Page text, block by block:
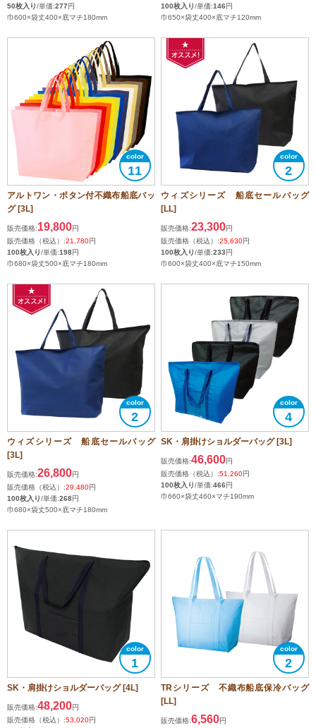
50枚入り/単価:277円
巾600×袋丈400×底マチ180mm
100枚入り/単価:146円
巾650×袋丈400×底マチ120mm
11
アルトワン・ボタン付不織布船底バッ
グ [3L]
販売価格:19,800円
販売価格（税込）:21,780円
100枚入り/単価:198円
巾680×袋丈500×底マチ180mm
2
ウィズシリーズ 船底セールバッグ
[LL]
販売価格:23,300円
販売価格（税込）:25,630円
100枚入り/単価:233円
巾600×袋丈400×底マチ150mm
2
ウィズシリーズ 船底セールバッグ
[3L]
販売価格:26,800円
販売価格（税込）:29,480円
100枚入り/単価:268円
巾680×袋丈500×底マチ180mm
4
SK・肩掛けショルダーバッグ [3L]
販売価格:46,600円
販売価格（税込）:51,260円
100枚入り/単価:466円
巾660×袋丈460×マチ190mm
1
SK・肩掛けショルダーバッグ [4L]
販売価格:48,200円
販売価格（税込）:53,020円
2
TRシリーズ 不織布船底保冷バッグ
[LL]
販売価格:6,560円